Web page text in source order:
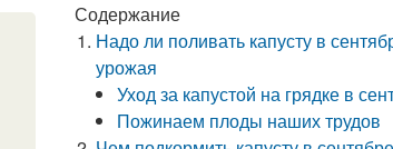
Содержание
Надо ли поливать капусту в
урожая
Уход за капустой на грядке в
Пожинаем плоды наших трудов